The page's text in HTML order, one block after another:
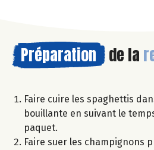
Préparation de la
Faire cuire les spaghettis
bouillante en suivant le
paquet.
Faire suer les champignons